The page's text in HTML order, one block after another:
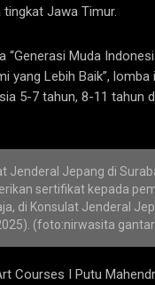
Jawa Timur.
“Generasi Muda
yang Lebih Baik”, lomba
5-7 tahun, 8-11 tahun
Jenderal Jepang di
sertifikat kepada
di Konsulat Jenderal
(foto:nirwasita
Courses I Putu